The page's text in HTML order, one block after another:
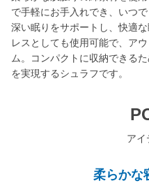
で手軽にお手入れでき、いつ
深い眠りをサポートし、快適
レスとしても使用可能で、ア
ム。コンパクトに収納できる
を実現するシュラフです。
アイ
柔らかな